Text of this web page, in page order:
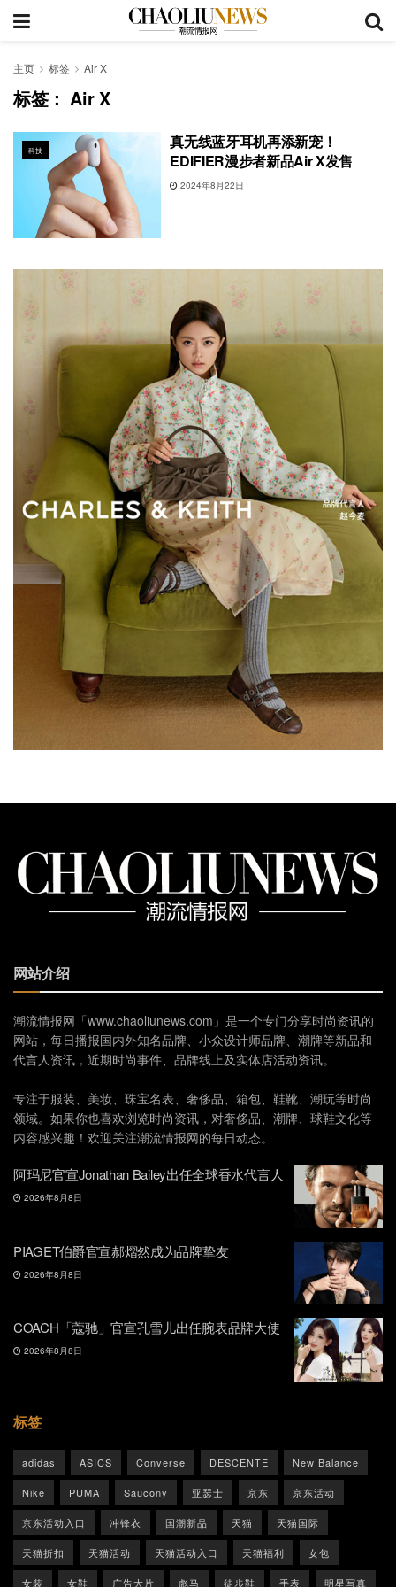
主页 标签 Air X
标签：Air X
科技
真无线蓝牙耳机再添新宠！
EDIFIER漫步者新品Air X发售
2024年8月22日
网站介绍
潮流情报网「www.chaoliunews.com」是一个专门分享时尚资讯的
网站，每日播报国内外知名品牌、小众设计师品牌、潮牌等新品和
代言人资讯，近期时尚事件、品牌线上及实体店活动资讯。
专注于服装、美妆、珠宝名表、奢侈品、箱包、鞋靴、潮玩等时尚
领域。如果你也喜欢浏览时尚资讯，对奢侈品、潮牌、球鞋文化等
内容感兴趣！欢迎关注潮流情报网的每日动态。
阿玛尼官宣Jonathan Bailey出任全球香水代言人
2026年8月8日
PIAGET伯爵官宣郝熠然成为品牌挚友
2026年8月8日
COACH「蔻驰」官宣孔雪儿出任腕表品牌大使
2026年8月8日
标签
adidas ASICS Converse DESCENTE New Balance
Nike PUMA Saucony 亚瑟士 京东 京东活动
京东活动入口 冲锋衣 国潮新品 天猫 天猫国际
天猫折扣 天猫活动 天猫活动入口 天猫福利 女包
女装 女鞋 广告大片 彪马 徒步鞋 手表 明星写真